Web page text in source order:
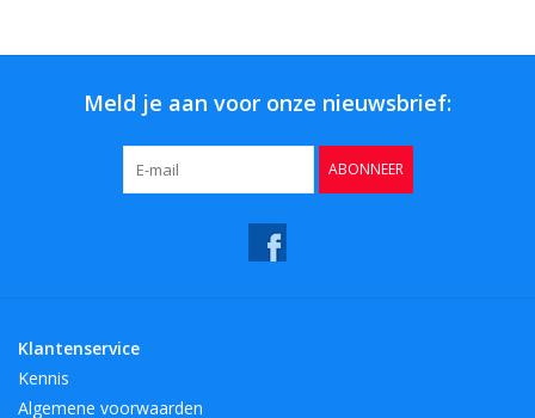
Meld je aan voor onze nieuwsbrief:
ABONNEER
Klantenservice
Kennis
Algemene voorwaarden